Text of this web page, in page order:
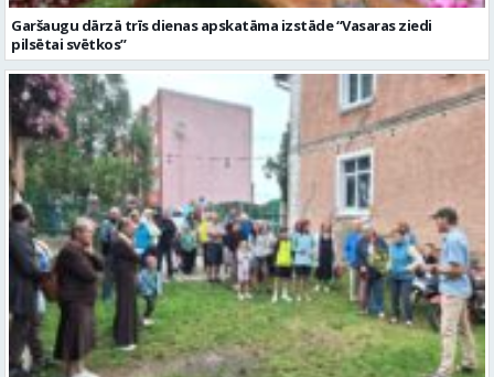
Garšaugu dārzā trīs dienas apskatāma izstāde “Vasaras ziedi
pilsētai svētkos”